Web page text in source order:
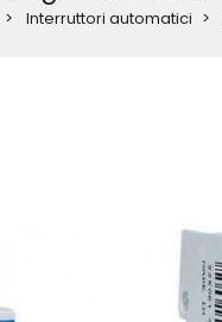
Interruttori automatici